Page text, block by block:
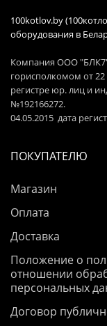
100kotlov.by
оборудования в
Компания ООО
горисполкомом от 22
регистре юр. лиц и
№192166272.
04.05.2015 дата
ПОКУПАТЕЛЮ
Магазин
Оплата
Доставка
Положение о
отношении
персональных
Договор